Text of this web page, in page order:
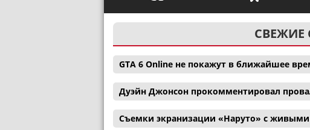
СВЕЖИЕ
GTA 6 Online не покажут в ближайшее
Дуэйн Джонсон прокомментировал
Съемки экранизации «Наруто» с живыми